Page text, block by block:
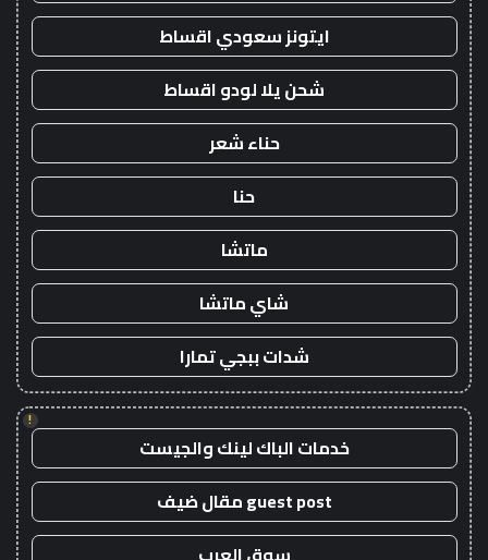
ايتونز سعودي اقساط
شحن يلا لودو اقساط
حناء شعر
حنا
ماتشا
شاي ماتشا
شدات ببجي تمارا
!
خدمات الباك لينك والجيست
guest post مقال ضيف